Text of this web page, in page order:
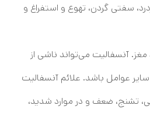
سفتی گردن، تهوع و استفراغ و
مغز. آنسفالیت می‌تواند ناشی از
عوامل باشد. علائم آنسفالیت
تشنج، ضعف و در موارد شدید،